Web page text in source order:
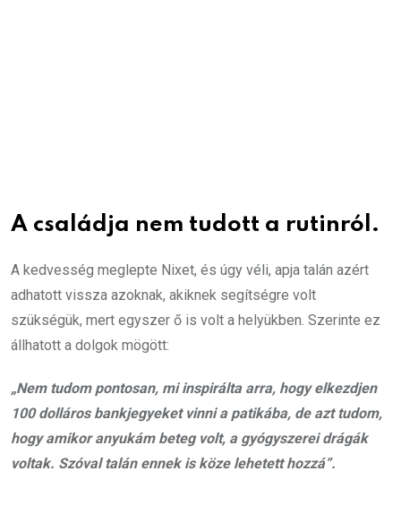
A családja nem tudott a rutinról.
A kedvesség meglepte Nixet, és úgy véli, apja talán azért
adhatott vissza azoknak, akiknek segítségre volt
szükségük, mert egyszer ő is volt a helyükben. Szerinte ez
állhatott a dolgok mögött:
„Nem tudom pontosan, mi inspirálta arra, hogy elkezdjen
100 dolláros bankjegyeket vinni a patikába, de azt tudom,
hogy amikor anyukám beteg volt, a gyógyszerei drágák
voltak. Szóval talán ennek is köze lehetett hozzá”.